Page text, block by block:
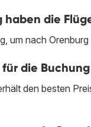
die
um nach Orenburg
die
den besten